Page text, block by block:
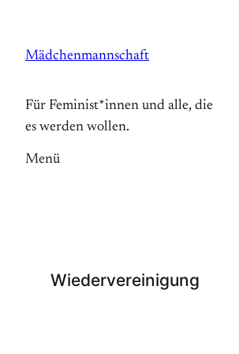
springen
Mädchenmannschaft
Für Feminist*innen und alle, die
es werden wollen.
Menü
Wiedervereinigung